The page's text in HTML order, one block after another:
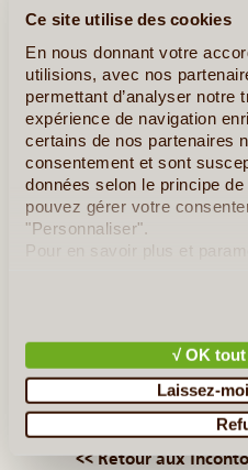
Ce site utilise des cookies
En nous donnant votre
utilisions, avec nos
permettant d’analyser notre
expérience de navigation
certains de nos partenaires
consentement et sont
données selon le principe
pouvez gérer votre
"Personnaliser".
Pour en savoir plus et
√ OK
Laissez-
Située au coeur des fjords
Snæfellsnes est l'une des
avec ses paysages ruraux
de champs et de glaciers.
Lac
Aurores
<< Retour aux